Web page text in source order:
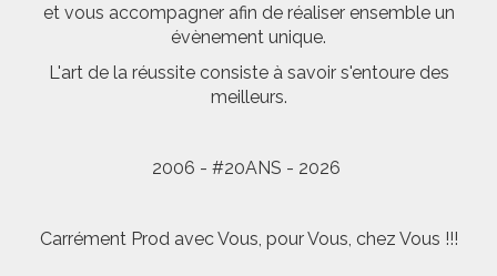
et vous accompagner afin de réaliser ensemble un
évènement unique.
L'art de la réussite consiste à savoir s'entoure des
meilleurs.
2006 - #20ANS - 2026
Carrément Prod avec Vous, pour Vous, chez Vous !!!